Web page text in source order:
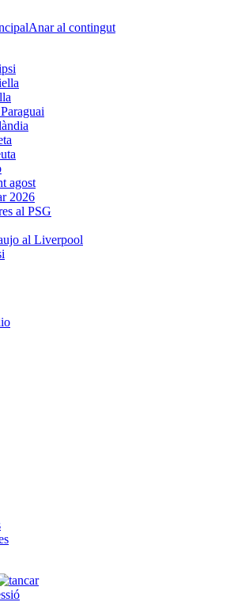
Anar al contingut
agost
2026
al PSG
al Liverpool